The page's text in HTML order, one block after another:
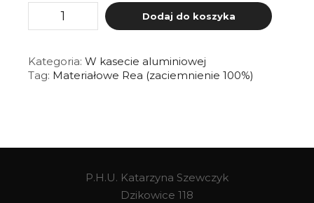
Materiałowa
(100%
zaciemnienie)
Dodaj do koszyka
Kategoria: W kasecie aluminiowej
Tag: Materiałowe Rea (zaciemnienie 100%)
P.H.U. Katarzyna Szewczyk
Dzikowice 118